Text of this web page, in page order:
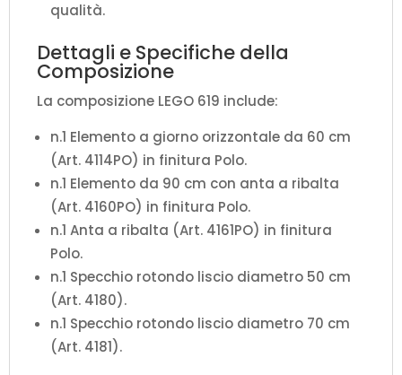
qualità.
Dettagli e Specifiche della
Composizione
La composizione LEGO 619 include:
n.1 Elemento a giorno orizzontale da 60 cm
(Art. 4114PO) in finitura Polo.
n.1 Elemento da 90 cm con anta a ribalta
(Art. 4160PO) in finitura Polo.
n.1 Anta a ribalta (Art. 4161PO) in finitura
Polo.
n.1 Specchio rotondo liscio diametro 50 cm
(Art. 4180).
n.1 Specchio rotondo liscio diametro 70 cm
(Art. 4181).